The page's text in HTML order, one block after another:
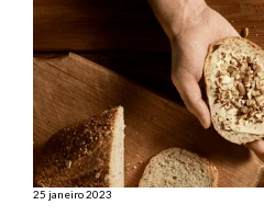
25 janeiro 2023